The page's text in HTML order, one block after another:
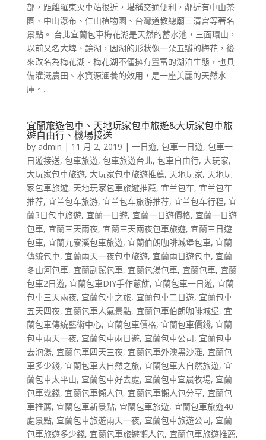
部，距離羅東火車站很近，堪稱交通便利，鄰近有中山茶
園、中山瀑布、仁山植物園、台灣道教總廟三清宮等著名
景點。 台北宜蘭包車梅花湖是天然的蓄水池，三面環山，
以前又名大埤、鏡湖，因湖的形狀像一朵五瓣的梅花，後
來改名為梅花湖。梅花湖不僅擁有豐富的湖泊生態，也具
備灌溉農田、水資源涵養的效用，是一座美麗的天然水
庫。...
宜蘭旅遊包車、天地玩家包車旅遊&大玩家包車旅
遊自由行、機場接送
by admin | 11 月 2, 2019 | 一日遊, 包車一日遊, 包車一
日遊接送, 包車旅遊, 包車旅遊台北, 包車自由行, 大玩家,
大玩家包車旅遊, 大玩家包車旅遊推薦, 天地玩家, 天地玩
家包車旅遊, 天地玩家包車旅遊推薦, 宜兰包车, 宜兰包车
推荐, 宜兰包车旅游, 宜兰包车旅游推荐, 宜兰包车行程, 宜
蘭3日包車旅遊, 宜蘭一日遊, 宜蘭一日遊價格, 宜蘭一日遊
包車, 宜蘭三天兩夜, 宜蘭三天兩夜包車旅遊, 宜蘭三日遊
包車, 宜蘭九寮溪包車旅遊, 宜蘭伯朗咖啡城堡包車, 宜蘭
傳統包車, 宜蘭兩天一夜包車旅遊, 宜蘭兩日遊包車, 宜蘭
冬山河包車, 宜蘭副駕包車, 宜蘭包湯包車, 宜蘭包車, 宜蘭
包車2日遊, 宜蘭包車DIY手作蔥餅, 宜蘭包車一日遊, 宜蘭
包車三天兩夜, 宜蘭包車之旅, 宜蘭包車二日遊, 宜蘭包車
五天四夜, 宜蘭包車人氣景點, 宜蘭包車伯朗咖啡城堡, 宜
蘭包車傳統藝術中心, 宜蘭包車價格, 宜蘭包車價錢, 宜蘭
包車兩天一夜, 宜蘭包車兩日遊, 宜蘭包車公司, 宜蘭包車
去泡湯, 宜蘭包車四天三夜, 宜蘭包車外澳黑沙灘, 宜蘭包
車多少錢, 宜蘭包車大自然之旅, 宜蘭包車大自然旅遊, 宜
蘭包車太平山, 宜蘭包車好去處, 宜蘭包車宜農牧場, 宜蘭
包車幾錢, 宜蘭包車懶人包, 宜蘭包車懶人包分享, 宜蘭包
車推薦, 宜蘭包車新景點, 宜蘭包車旅遊, 宜蘭包車旅遊40
處景點, 宜蘭包車旅遊兩天一夜, 宜蘭包車旅遊公司, 宜蘭
包車旅遊多少錢, 宜蘭包車旅遊懶人包, 宜蘭包車旅遊推薦,